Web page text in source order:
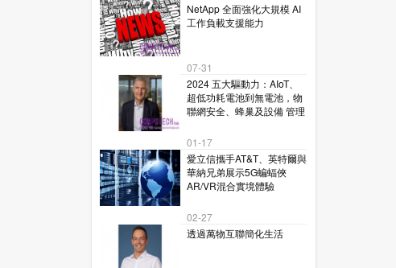
NetApp 全面強化大規模 AI
工作負載支援能力
07-31
2024 五大驅動力：AIoT、
超低功耗電池到無電池，物
聯網安全、蜂巢及設備 管理
01-17
愛立信攜手AT&T、英特爾與
華納兄弟展示5G蝙蝠俠
AR/VR混合實境體驗
02-27
透過萬物互聯簡化生活